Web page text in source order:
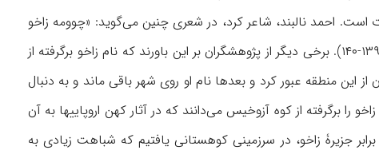
است. احمد نالبند، شاعر کرد، در شعری چنین می‌گوید: «چوومه زاخو
زاخ مه دا خو»: به زاخو رفتم، جایی که به خود نیرو دادم و قدرتمند شدم (نک‍ : همو، ۱/ ۱۳۸، ۱۳۹-۱۴۰). برخی دیگر از پژوهشگران بر این باورند که نام زاخو برگرفته از
این منطقه عبور کرد و بعدها نام او روی شهر باقی ماند و به دنبال
کنونی زاخو درآمد (همو، ۱/ ۱۳۸؛ زاخویی، ۱۵-۱۶). گروهی نیز زاخو را برگرفته از کوه آزوخیس می‌دانند که در آثار کهن اروپاییها به آن
جزیرۀ زاخو، در سرزمینی کوهستانی یافتیم که شباهت زیادی به